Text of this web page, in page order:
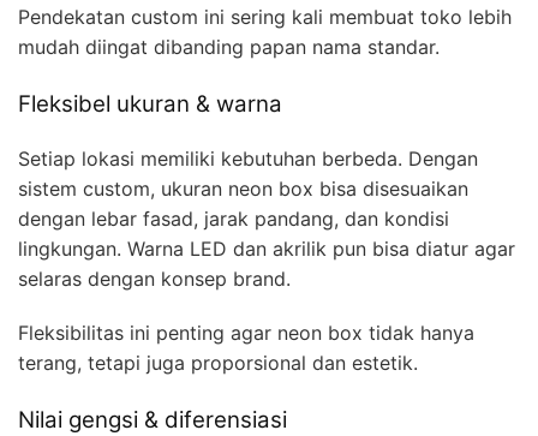
Pendekatan custom ini sering kali membuat toko lebih
mudah diingat dibanding papan nama standar.
Fleksibel ukuran & warna
Setiap lokasi memiliki kebutuhan berbeda. Dengan
sistem custom, ukuran neon box bisa disesuaikan
dengan lebar fasad, jarak pandang, dan kondisi
lingkungan. Warna LED dan akrilik pun bisa diatur agar
selaras dengan konsep brand.
Fleksibilitas ini penting agar neon box tidak hanya
terang, tetapi juga proporsional dan estetik.
Nilai gengsi & diferensiasi